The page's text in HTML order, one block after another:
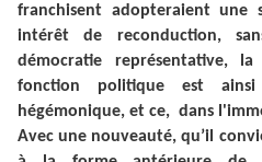
franchisent adopteraient une
intérêt de reconduction,
démocratie représentative,
fonction politique est
hégémonique, et ce, dans
Avec une nouveauté, qu’il